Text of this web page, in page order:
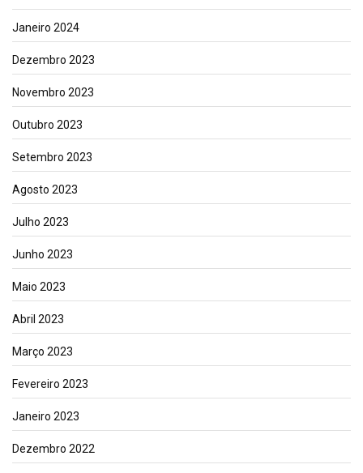
Janeiro 2024
Dezembro 2023
Novembro 2023
Outubro 2023
Setembro 2023
Agosto 2023
Julho 2023
Junho 2023
Maio 2023
Abril 2023
Março 2023
Fevereiro 2023
Janeiro 2023
Dezembro 2022